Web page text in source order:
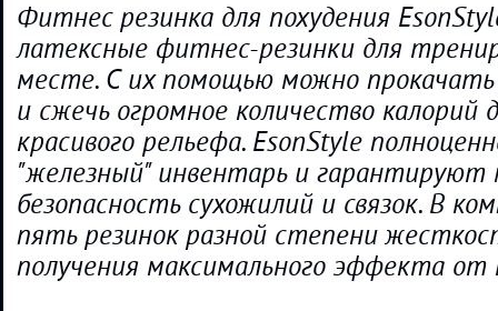
Фитнес резинка для похудения
латексные фитнес-резинки для
месте. С их помощью можно
и сжечь огромное количество калорий
красивого рельефа. EsonStyle
"железный" инвентарь и гарантируют
безопасность сухожилий и связок. В
пять резинок разной степени
получения максимального эффекта от